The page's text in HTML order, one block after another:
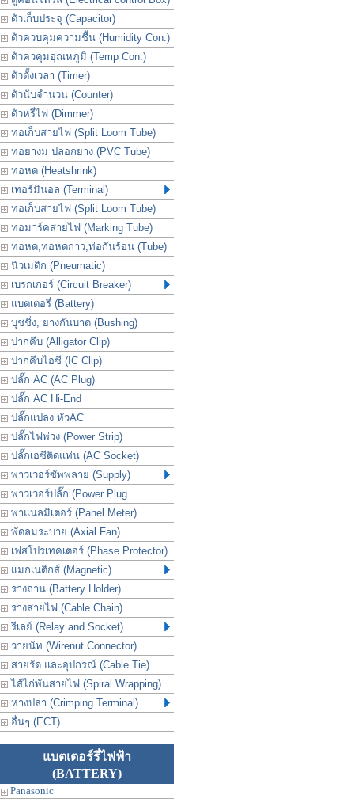
ตัวเก็บประจุ (Capacitor)
ตัวควบคุมความชื้น (Humidity Con.)
ตัวควคุมอุณหภูมิ (Temp Con.)
ตัวตั้งเวลา (Timer)
ตัวนับจำนวน (Counter)
ตัวหรี่ไฟ (Dimmer)
ท่อเก็บสายไฟ (Split Loom Tube)
ท่อยางม ปลอกยาง (PVC Tube)
ท่อหด (Heatshrink)
เทอร์มินอล (Terminal)
ท่อเก็บสายไฟ (Split Loom Tube)
ท่อมาร์คสายไฟ (Marking Tube)
ท่อหด,ท่อหดกาว,ท่อกันร้อน (Tube)
นิวเมติก (Pneumatic)
เบรกเกอร์ (Circuit Breaker)
แบตเตอรี่ (Battery)
บุชชิ่ง, ยางกันบาด (Bushing)
ปากคีบ (Alligator Clip)
ปากคีบไอซี (IC Clip)
ปลั๊ก AC (AC Plug)
ปลั๊ก AC Hi-End
ปลั๊กแปลง หัวAC
ปลั๊กไฟพ่วง (Power Strip)
ปลั๊กเอซีติดแท่น (AC Socket)
พาวเวอร์ซัพพลาย (Supply)
พาวเวอร์ปลั๊ก (Power Plug
พาแนลมิเตอร์ (Panel Meter)
พัดลมระบาย (Axial Fan)
เฟสโปรเทคเตอร์ (Phase Protector)
แมกเนติกส์ (Magnetic)
รางถ่าน (Battery Holder)
รางสายไฟ (Cable Chain)
รีเลย์ (Relay and Socket)
วายนัท (Wirenut Connector)
สายรัด และอุปกรณ์ (Cable Tie)
ไส้ไก่พันสายไฟ (Spiral Wrapping)
หางปลา (Crimping Terminal)
อื่นๆ (ECT)
แบตเตอร์รี่ไฟฟ้า
(BATTERY)
Panasonic